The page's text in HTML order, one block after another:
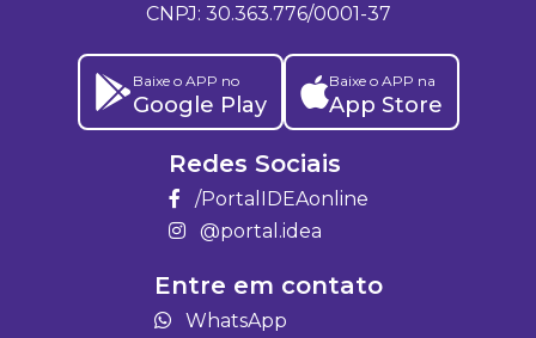
CNPJ: 30.363.776/0001-37
Baixe o APP no
Google Play
Baixe o APP na
App Store
Redes Sociais
/PortalIDEAonline
@portal.idea
Entre em contato
WhatsApp